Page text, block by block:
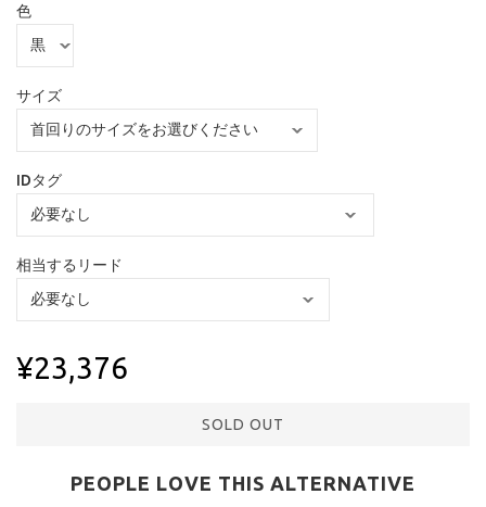
色
サイズ
IDタグ
相当するリード
¥23,376
SOLD OUT
PEOPLE LOVE THIS ALTERNATIVE